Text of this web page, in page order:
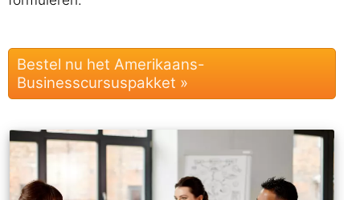
Bestel nu het Amerikaans-
Businesscursuspakket »